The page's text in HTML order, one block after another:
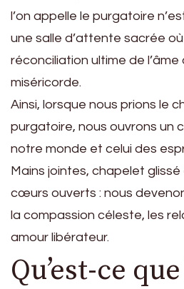
l’on appelle le purgatoire
une salle d’attente sacrée
réconciliation ultime de l’âme
miséricorde.
Ainsi, lorsque nous prions le
purgatoire, nous ouvrons un
notre monde et celui des
Mains jointes, chapelet
cœurs ouverts : nous
la compassion céleste, les
amour libérateur.
Qu’est-ce